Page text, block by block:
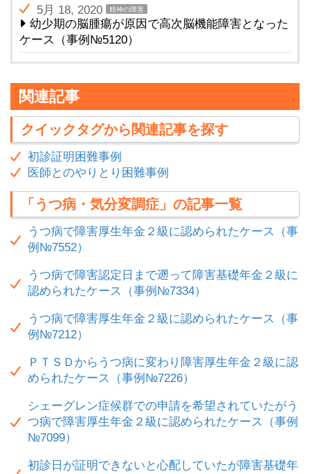
5月 18, 2020 精神の障害
幼少期の脳腫瘍が原因で高次脳機能障害となった
ケース（事例№5120）
関連記事
クイックタグから関連記事を探す
初診証明困難事例
医師とのやりとり困難事例
「うつ病・気分変調症」の記事一覧
うつ病で障害厚生年金２級に認められたケース（事
例№7552）
うつ病で障害認定日まで遡って障害基礎年金２級に
認められたケース（事例№7334）
うつ病で障害厚生年金２級に認められたケース（事
例№7212）
ＰＴＳＤからうつ病に変わり障害厚生年金２級に認
められたケース（事例№7226）
シェーグレン症候群での申請を希望されていたがう
つ病で障害厚生年金２級に認められたケース（事例
№7099）
初診日が証明できないと心配していたが障害基礎年